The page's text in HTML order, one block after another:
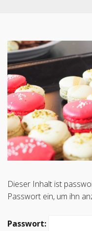
Dieser Inhalt ist
Passwort ein, um ihn
Passwort: